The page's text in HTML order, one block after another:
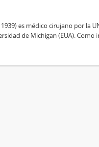
es médico cirujano por la
de Michigan (EUA). Como